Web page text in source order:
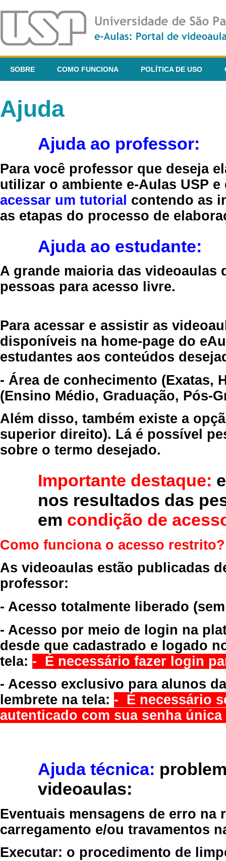
SOBRE COMO FUNCIONA POLÍTICA DE USO
Ajuda
Ajuda ao professor:
Para você professor que deseja
utilizar o ambiente e-Aulas USP
acessar um tutorial contendo as
as etapas do processo de
Ajuda ao estudante:
A grande maioria das videoaulas
pessoas para acesso livre.
Para acessar e assistir as
disponíveis na home-page do
estudantes aos conteúdos
- Área de conhecimento (Exatas,
(Ensino Médio, Graduação, Pós-
Além disso, também existe a
superior direito). Lá é possível
sobre o termo desejado.
Importante destaque:
nos resultados das
em condição de
Como funciona o acesso restrito?
As videoaulas estão publicadas
professor:
- Acesso totalmente liberado
- Acesso por meio de login na
desde que cadastrado e logado
tela: - É necessário fazer login
- Acesso exclusivo para alunos
lembrete na tela: - É necessário
autenticado com sua senha
Ajuda técnica:
videoaulas:
Eventuais mensagens de erro
carregamento e/ou travamentos
Executar: o procedimento de